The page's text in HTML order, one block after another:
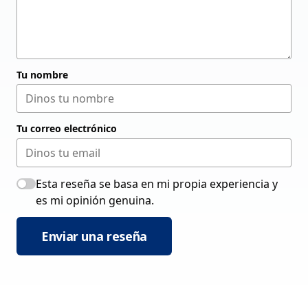
Tu nombre
Tu correo electrónico
Esta reseña se basa en mi propia experiencia y
es mi opinión genuina.
Enviar una reseña